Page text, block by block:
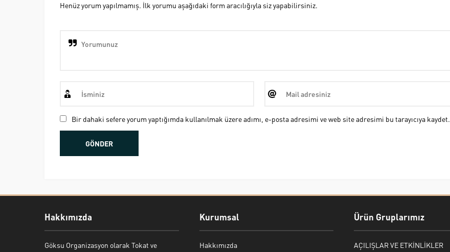
Henüz yorum yapılmamış. İlk yorumu aşağıdaki form aracılığıyla siz yapabilirsiniz.
Bir dahaki sefere yorum yaptığımda kullanılmak üzere adımı, e-posta adresimi ve web site adresimi bu tarayıcıya kaydet.
Hakkımızda
Göksu Organizasyon olarak Tokat ve
Kurumsal
Hakkımızda
Ürün Gruplarımız
AÇILIŞLAR VE ETKİNLİKLER
Bekir Kiper